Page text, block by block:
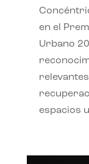
en el
Urbano
espacios